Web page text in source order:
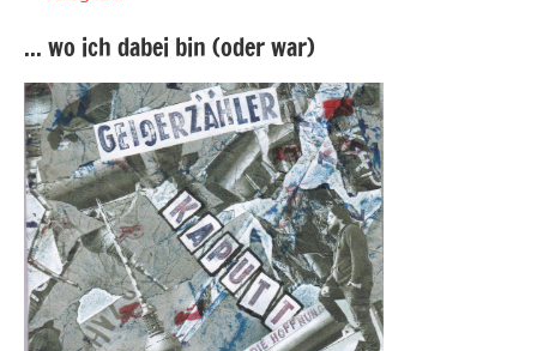
... wo ich dabei bin (oder war)